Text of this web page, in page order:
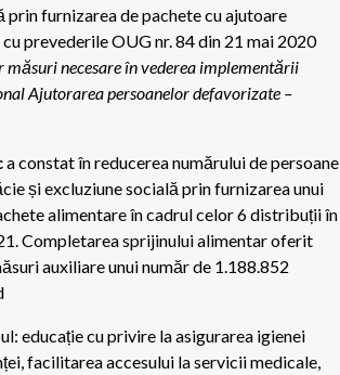
prin furnizarea de pachete cu ajutoare
prevederile OUG nr. 84 din 21 mai 2020
măsuri necesare în vederea implementării
Ajutorarea persoanelor defavorizate –
a constat în reducerea numărului de persoane
și excluziune socială prin furnizarea unui
alimentare în cadrul celor 6 distribuții în
Completarea sprijinului alimentar oferit
auxiliare unui număr de 1.188.852
educație cu privire la asigurarea igienei
facilitarea accesului la servicii medicale,